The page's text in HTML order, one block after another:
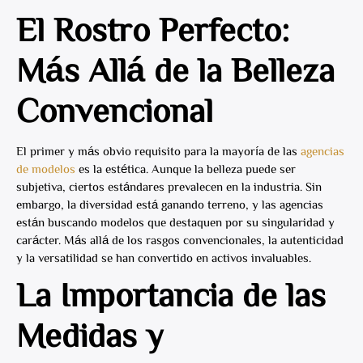
El Rostro Perfecto:
Más Allá de la Belleza
Convencional
El primer y más obvio requisito para la mayoría de las agencias
de modelos es la estética. Aunque la belleza puede ser
subjetiva, ciertos estándares prevalecen en la industria. Sin
embargo, la diversidad está ganando terreno, y las agencias
están buscando modelos que destaquen por su singularidad y
carácter. Más allá de los rasgos convencionales, la autenticidad
y la versatilidad se han convertido en activos invaluables.
La Importancia de las
Medidas y